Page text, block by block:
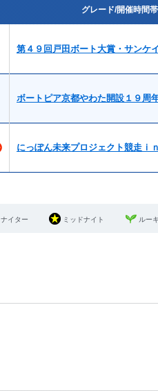
グレード/開催時間
第４９回戸田ボート大賞・サンケ
ボートピア京都やわた開設１９周
にっぽん未来プロジェクト競走ｉ
ナイター ミッドナイト ルー